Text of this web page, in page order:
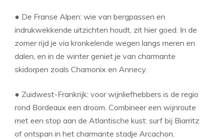
● De Franse Alpen: wie van bergpassen en
indrukwekkende uitzichten houdt, zit hier goed. In de
zomer rijd je via kronkelende wegen langs meren en
dalen, en in de winter geniet je van charmante
skidorpen zoals Chamonix en Annecy.
● Zuidwest-Frankrijk: voor wijnliefhebbers is de regio
rond Bordeaux een droom. Combineer een wijnroute
met een stop aan de Atlantische kust: surf bij Biarritz
of ontspan in het charmante stadje Arcachon.